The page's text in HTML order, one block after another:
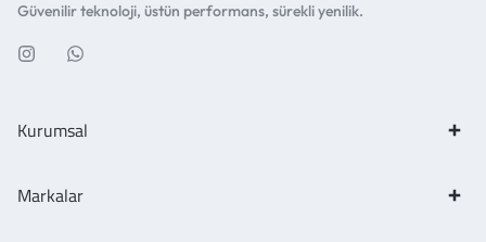
Güvenilir teknoloji, üstün performans, sürekli yenilik.
Kurumsal
Markalar